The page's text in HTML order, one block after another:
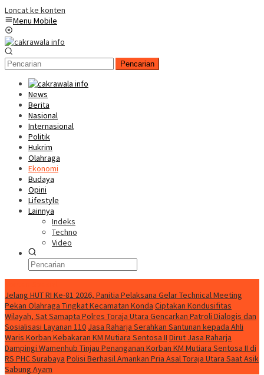
Loncat ke konten
Menu Mobile
Pencarian
News
Berita
Nasional
Internasional
Politik
Hukrim
Olahraga
Ekonomi
Budaya
Opini
Lifestyle
Lainnya
Indeks
Techno
Video
Jelang HUT RI Ke-81 2026, Panitia Pelaksana Gelar Technical Meeting
Pekan Olahraga Tingkat Kecamatan Konda Ciptakan Kondusifitas
Wilayah, Sat Samapta Polres Toraja Utara Gencarkan Patroli Dialogis dan
Sosialisasi Layanan 110 Jasa Raharja Serahkan Santunan kepada Ahli
Waris Korban Kebakaran KM Mutiara Sentosa II Dirut Jasa Raharja
Dampingi Wamenhub Tinjau Penanganan Korban KM Mutiara Sentosa II di
RS PHC Surabaya Polisi Berhasil Amankan Pria Asal Toraja Utara Saat Asik
Sabung Ayam